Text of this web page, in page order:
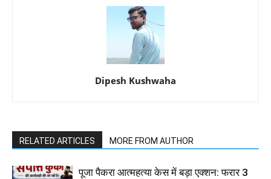
Dipesh Kushwaha
RELATED ARTICLES MORE FROM AUTHOR
पूजा पैकरा आत्महत्या केस में बड़ा एक्शन: फरार 3